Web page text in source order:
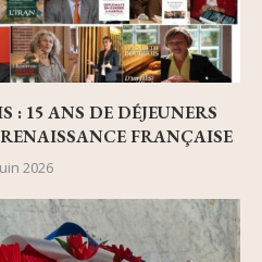
: 15 ANS DE DÉJEUNERS
FRANÇAISE
2026